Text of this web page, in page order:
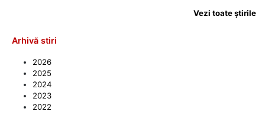
Vezi toate ştirile
Arhivă stiri
2026
2025
2024
2023
2022